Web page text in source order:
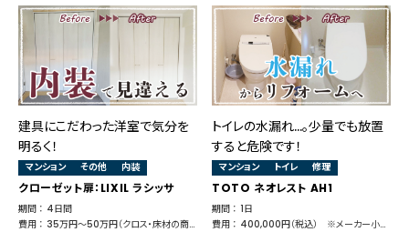
建具にこだわった洋室で気分を
明るく！
マンション その他 内装
クローゼット扉：LIXIL ラシッサ
期間 ： 4日間
費用 ： 35万円～50万円（クロス・床材の商品により変動）
トイレの水漏れ…。少量でも放置
すると危険です！
マンション トイレ 修理
TOTO ネオレスト AH1
期間 ： 1日
費用 ： 400,000円（税込） ※メーカー小売価格 424,600円